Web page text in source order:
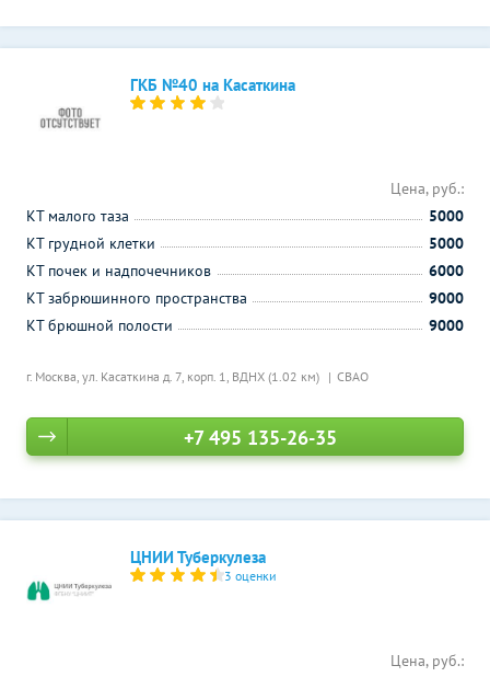
ГКБ №40 на Касаткина
г. Москва, ул. Касаткина д. 7, корп. 1, ВДНХ (1.02 км) СВАО
Цена, руб.:
КТ малого таза
5000
КТ грудной клетки
5000
КТ почек и надпочечников
6000
КТ забрюшинного пространства
9000
КТ брюшной полости
9000
+7 495 135-26-35
ЦНИИ Туберкулеза
3 оценки
Цена, руб.: